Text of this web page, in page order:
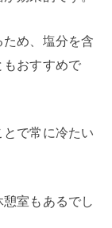
め、塩分を含
もおすすめで
で常に冷たい
室もあるでし